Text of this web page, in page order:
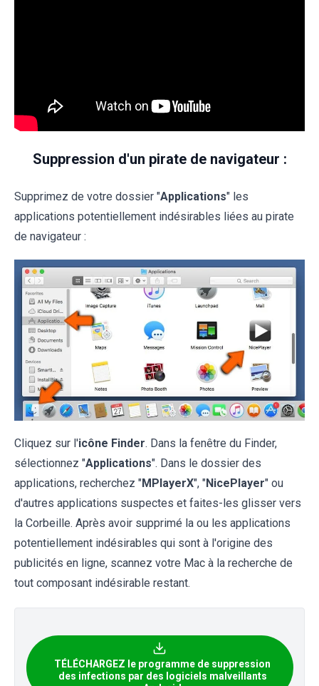
Suppression d'un pirate de navigateur :
Supprimez de votre dossier "Applications" les
applications potentiellement indésirables liées au pirate
de navigateur :
Cliquez sur l'icône Finder. Dans la fenêtre du Finder,
sélectionnez "Applications". Dans le dossier des
applications, recherchez "MPlayerX", "NicePlayer" ou
d'autres applications suspectes et faites-les glisser vers
la Corbeille. Après avoir supprimé la ou les applications
potentiellement indésirables qui sont à l'origine des
publicités en ligne, scannez votre Mac à la recherche de
tout composant indésirable restant.
TÉLÉCHARGEZ le programme de suppression
des infections par des logiciels malveillants